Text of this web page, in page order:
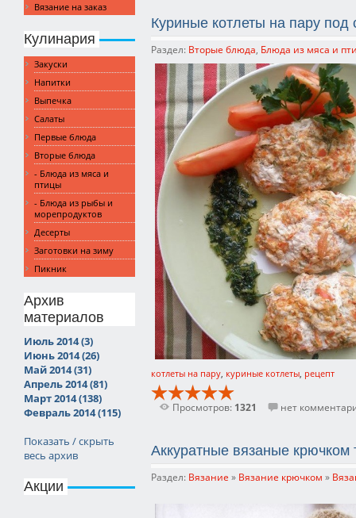
Вязание на заказ
Кулинария
Закуски
Напитки
Выпечка
Салаты
Первые блюда
Вторые блюда
- Блюда из мяса и
птицы
- Блюда из рыбы и
морепродуктов
Десерты
Заготовки на зиму
Пикник
Архив
материалов
Июль 2014 (3)
Июнь 2014 (26)
Май 2014 (31)
Апрель 2014 (81)
Март 2014 (138)
Февраль 2014 (115)
Показать / скрыть
весь архив
Акции
Куриные котлеты на пару
Раздел: Вторые блюда Блюда из мяса и
котлеты на пару, куриные котлеты, рецепт
Просмотров: 1321 нет
Аккуратные вязаные крючком
Раздел: Вязание » Вязание крючком »